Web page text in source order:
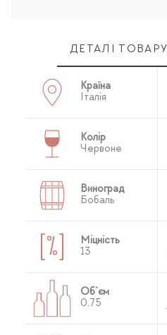
ДЕТАЛІ ТОВАРУ
Країна
Італія
Колір
Червоне
Виноград
Бобаль
Міцність
13
Об`єм
0,75